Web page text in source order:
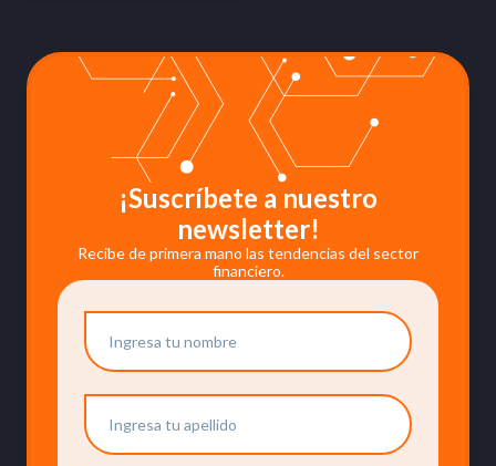
¡Suscríbete a nuestro
newsletter!
Recibe de primera mano las tendencias del sector
financiero.